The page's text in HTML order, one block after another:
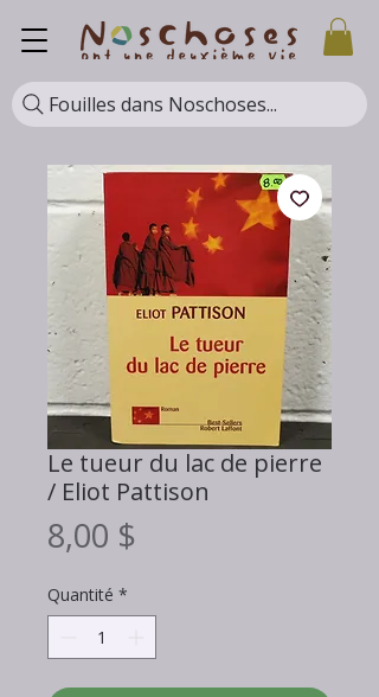
Fouilles dans Noschoses...
Le tueur du lac de pierre
/ Eliot Pattison
8,00 $
Quantité *